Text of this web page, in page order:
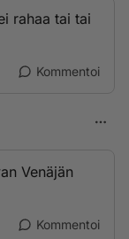
rahaa tai tai
Kommentoi
Venäjän
Kommentoi